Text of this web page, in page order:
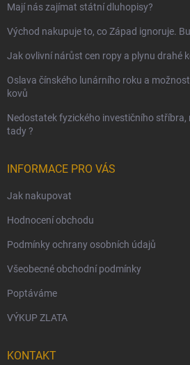
Mají nás zajímat státní dluhopisy?
Východ nakupuje to, co Západ ignoruje.
Jak ovlivní nárůst cen ropy a plynu drahé
Oslava čínského lunárního roku a
kovů
Nedostatek fyzického investičního stříbra,
tady ?
INFORMACE PRO VÁS
Jak nakupovat
Hodnocení obchodu
Podmínky ochrany osobních údajů
Všeobecné obchodní podmínky
Poptáváme
VÝKUP ZLATA
KONTAKT